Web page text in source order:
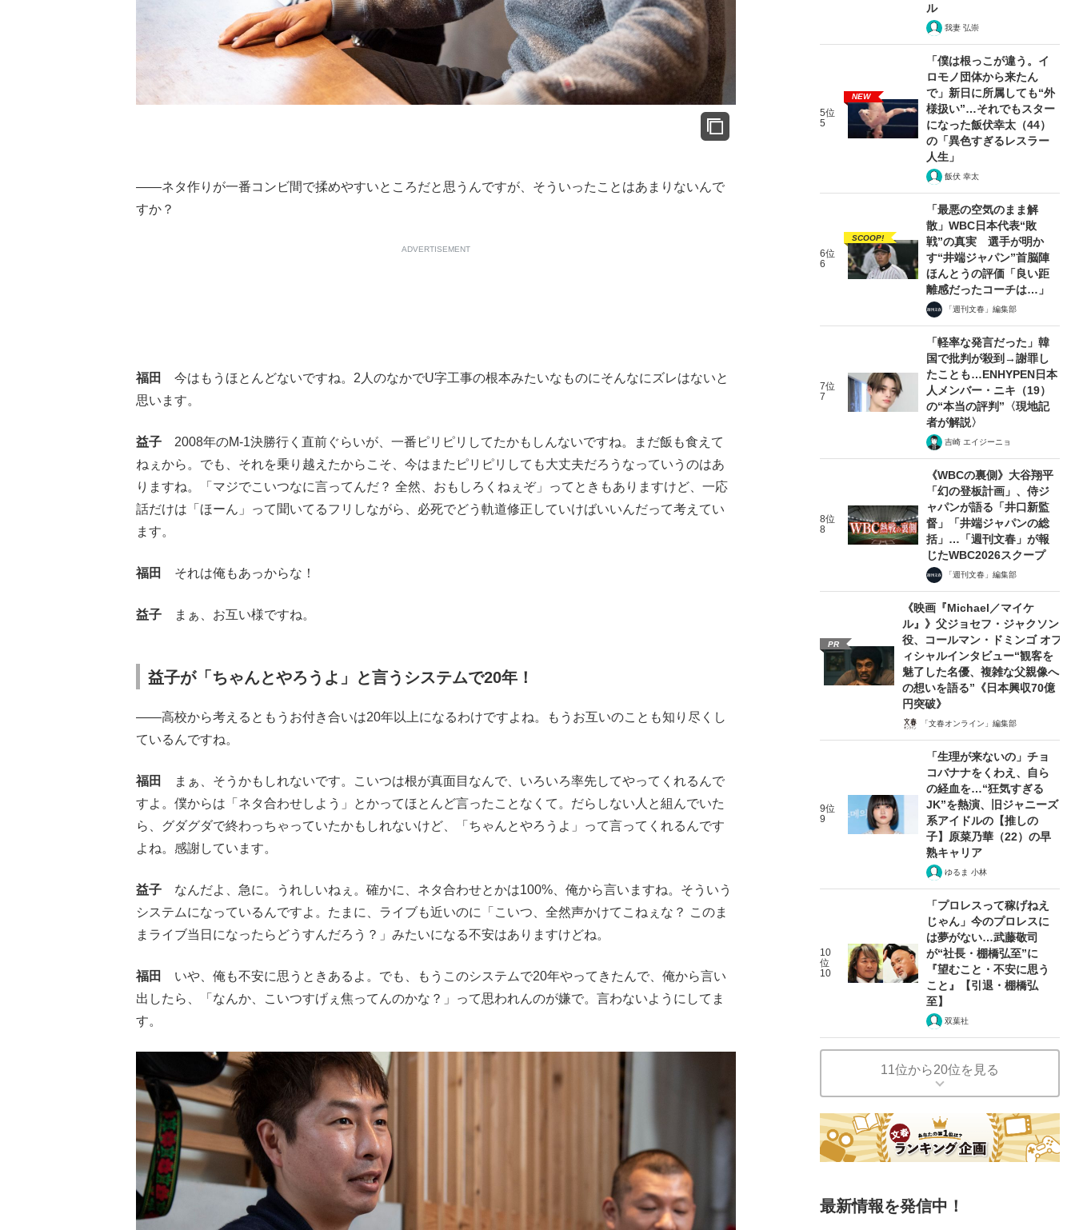
――ネタ作りが一番コンビ間で揉めやすいところだと思うんですが、そういったことはあまりないんで
すか？
ADVERTISEMENT
福田
今はもうほとんどないですね。2人のなかでU字工事の根本みたいなものにそんなにズレはないと
思います。
益子 2008年のM-1決勝行く直前ぐらいが、一番ピリピリしてたかもしんないですね。まだ飯も食えて
ねぇから。でも、それを乗り越えたからこそ、今はまたピリピリしても大丈夫だろうなっていうのはあ
りますね。「マジでこいつなに言ってんだ？ 全然、おもしろくねぇぞ」ってときもありますけど、一応
話だけは「ほーん」って聞いてるフリしながら、必死でどう軌道修正していけばいいんだって考えてい
ます。
福田 それは俺もあっからな！
益子 まぁ、お互い様ですね。
益子が「ちゃんとやろうよ」と言うシステムで20年！
――高校から考えるともうお付き合いは20年以上になるわけですよね。もうお互いのことも知り尽くし
ているんですね。
福田
まぁ、そうかもしれないです。こいつは根が真面目なんで、いろいろ率先してやってくれるんで
すよ。僕からは「ネタ合わせしよう」とかってほとんど言ったことなくて。だらしない人と組んでいた
ら、グダグダで終わっちゃっていたかもしれないけど、「ちゃんとやろうよ」って言ってくれるんです
よね。感謝しています。
益子 なんだよ、急に。うれしいねぇ。確かに、ネタ合わせとかは100%、俺から言いますね。そういう
システムになっているんですよ。たまに、ライブも近いのに「こいつ、全然声かけてこねぇな？ このま
まライブ当日になったらどうすんだろう？」みたいになる不安はありますけどね。
福田
いや、俺も不安に思うときあるよ。でも、もうこのシステムで20年やってきたんで、俺から言い
出したら、「なんか、こいつすげぇ焦ってんのかな？」って思われんのが嫌で。言わないようにしてま
す。
ル
我妻 弘崇
5位
5
NEW
「僕は根っこが違う。イ
ロモノ団体から来たん
で」新日に所属しても“外
様扱い”…それでもスター
になった飯伏幸太（44）
の「異色すぎるレスラー
人生」
飯伏 幸太
6位
6
SCOOP!
「最悪の空気のまま解
散」WBC日本代表“敗
戦”の真実 選手が明か
す“井端ジャパン”首脳陣
ほんとうの評価「良い距
離感だったコーチは…」
「週刊文春」編集部
7位
7
「軽率な発言だった」韓
国で批判が殺到→謝罪し
たことも…ENHYPEN日本
人メンバー・ニキ（19）
の“本当の評判”〈現地記
者が解説〉
吉崎 エイジーニョ
8位
8
《WBCの裏側》大谷翔平
「幻の登板計画」、侍ジ
ャパンが語る「井口新監
督」「井端ジャパンの総
括」…「週刊文春」が報
じたWBC2026スクープ
「週刊文春」編集部
PR
《映画『Michael／マイケ
ル』》父ジョセフ・ジャクソン
役、コールマン・ドミンゴ オフ
ィシャルインタビュー“観客を
魅了した名優、複雑な父親像へ
の想いを語る”《日本興収70億
円突破》
「文春オンライン」編集部
9位
9
「生理が来ないの」チョ
コバナナをくわえ、自ら
の経血を…“狂気すぎる
JK”を熱演、旧ジャニーズ
系アイドルの【推しの
子】原菜乃華（22）の早
熟キャリア
ゆるま 小林
10
位
10
「プロレスって稼げねえ
じゃん」今のプロレスに
は夢がない…武藤敬司
が“社長・棚橋弘至”に
『望むこと・不安に思う
こと』【引退・棚橋弘
至】
双葉社
11位から20位を見る
最新情報を発信中！